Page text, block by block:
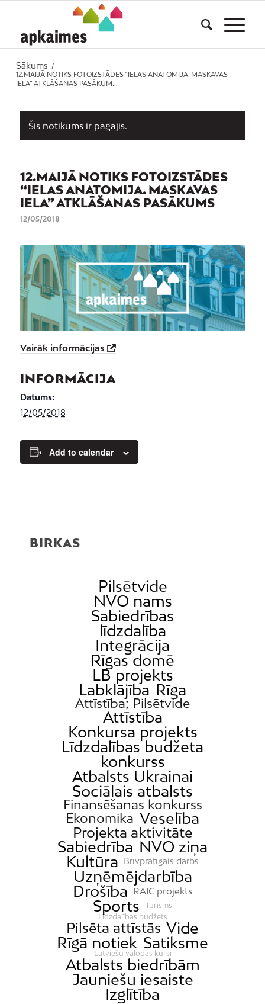
Sākums
/
12.MAIJĀ NOTIKS FOTOIZSTĀDES “IELAS ANATOMIJA. MASKAVAS
IELA” ATKLĀŠANAS PASĀKUM...
Šis notikums ir pagājis.
12.MAIJĀ NOTIKS FOTOIZSTĀDES
“IELAS ANATOMIJA. MASKAVAS
IELA” ATKLĀŠANAS PASĀKUMS
12/05/2018
Vairāk informācijas
INFORMĀCIJA
Datums:
12/05/2018
Add to calendar
BIRKAS
Pilsētvide
NVO nams
Sabiedrības
līdzdalība
Integrācija
Rīgas domē
LB projekts
Labklājība Rīga
Attīstība; Pilsētvide
Attīstība
Konkursa projekts
Līdzdalības budžeta
konkurss
Atbalsts Ukrainai
Sociālais atbalsts
Finansēšanas konkurss
Ekonomika Veselība
Projekta aktivitāte
Sabiedrība NVO ziņa
Kultūra
Brīvprātīgais darbs
Uzņēmējdarbība
Drošība
RAIC projekts
Sports
Tūrisms
Līdzdalības budžets
Pilsēta attīstās Vide
Rīgā notiek Satiksme
Latviešu valodas kursi
Atbalsts biedrībām
Jauniešu iesaiste
Izglītība